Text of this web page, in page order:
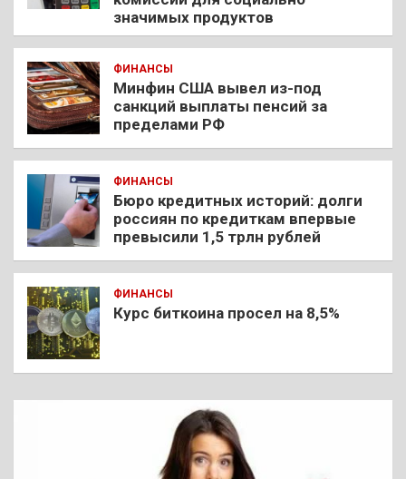
значимых продуктов
ФИНАНСЫ
Минфин США вывел из-под
санкций выплаты пенсий за
пределами РФ
ФИНАНСЫ
Бюро кредитных историй: долги
россиян по кредиткам впервые
превысили 1,5 трлн рублей
ФИНАНСЫ
Курс биткоина просел на 8,5%